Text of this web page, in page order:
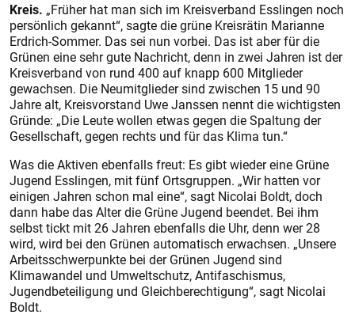
Kreis. „Früher hat man sich im Kreisverband Esslingen noch
persönlich gekannt“, sagte die grüne Kreisrätin Marianne
Erdrich-Sommer. Das sei nun vorbei. Das ist aber für die
Grünen eine sehr gute Nachricht, denn in zwei Jahren ist der
Kreisverband von rund 400 auf knapp 600 Mitglieder
gewachsen. Die Neumitglieder sind zwischen 15 und 90
Jahre alt, Kreisvorstand Uwe Janssen nennt die wichtigsten
Gründe: „Die Leute wollen etwas gegen die Spaltung der
Gesellschaft, gegen rechts und für das Klima tun.“
Was die Aktiven ebenfalls freut: Es gibt wieder eine Grüne
Jugend Esslingen, mit fünf Ortsgruppen. „Wir hatten vor
einigen Jahren schon mal eine“, sagt Nicolai Boldt, doch
dann habe das Alter die Grüne Jugend beendet. Bei ihm
selbst tickt mit 26 Jahren ebenfalls die Uhr, denn wer 28
wird, wird bei den Grünen automatisch erwachsen. „Unsere
Arbeitsschwerpunkte bei der Grünen Jugend sind
Klimawandel und Umweltschutz, Antifaschismus,
Jugendbeteiligung und Gleichberechtigung“, sagt Nicolai
Boldt.